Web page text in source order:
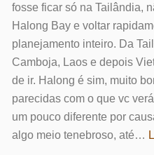
fosse ficar só na Tailândia,
Halong Bay e voltar
planejamento inteiro. Da
Camboja, Laos e depois
de ir. Halong é sim, muito
parecidas com o que vc
um pouco diferente por
algo meio tenebroso, até…